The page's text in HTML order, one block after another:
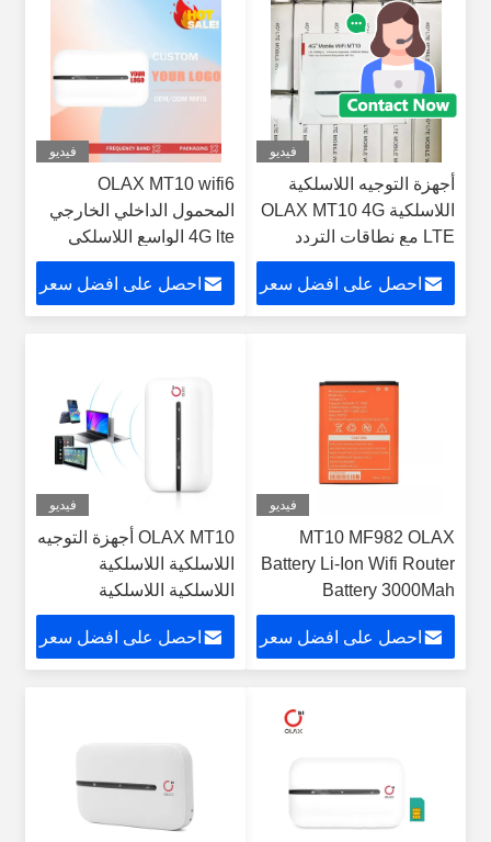
فيديو
أجهزة التوجيه اللاسلكية
اللاسلكية OLAX MT10 4G
LTE مع نطاقات التردد
B1/B3/B5/B8/B34/B38/B39/B40/B41
احصل على افضل سعر
فيديو
OLAX MT10 wifi6
المحمول الداخلي الخارجي
4G lte الواسع اللاسلكي
Wifi راوترات Wifi الجيب
المودماحصل على افضل سعر
فيديو
MT10 MF982 OLAX
Battery Li-Ion Wifi Router
Battery 3000Mah
احصل على افضل سعر
فيديو
OLAX MT10 أجهزة التوجيه
اللاسلكية اللاسلكية
اللاسلكية اللاسلكية
اللاسلكية 802.11b 4g
أجهزة التوجيه اللاسلكية
المحمولة الصغيرة اللاسلكية
احصل على افضل سعر